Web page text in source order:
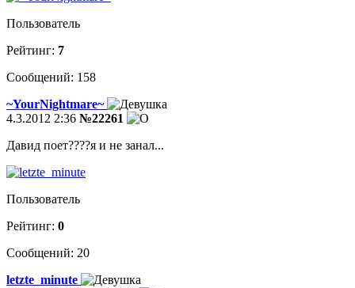
Пользователь
Рейтинг: 7
Сообщений: 158
~YourNightmare~
4.3.2012 2:36 №22261
Давид поет????я и не занал...
Пользователь
Рейтинг: 0
Сообщений: 20
letzte_minute